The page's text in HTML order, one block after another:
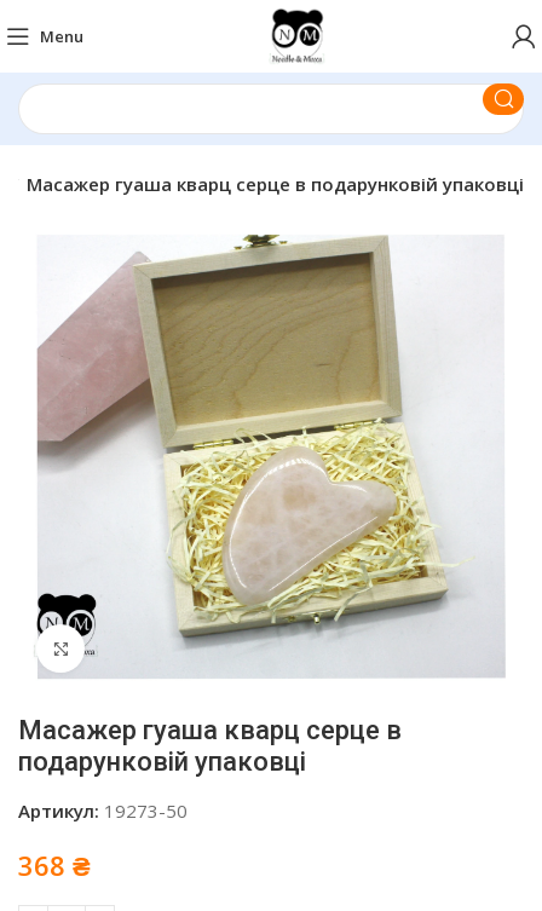
Menu
Масажер гуаша кварц серце в подарунковій упаковці
Click to enlarge
Масажер гуаша кварц серце в
подарунковій упаковці
Артикул: 19273-50
368 ₴